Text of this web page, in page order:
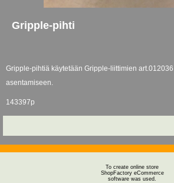
Gripple-pihti
Gripple-pihtiä käytetään Gripple-liittimien
asentamiseen.
143397p
To create online store
ShopFactory eCommerce
software was used.